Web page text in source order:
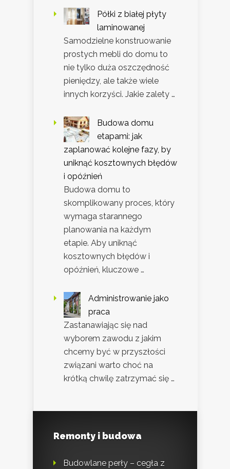
Półki z białej płyty
laminowanej
Samodzielne konstruowanie
prostych mebli do domu to
nie tylko duża oszczędność
pieniędzy, ale także wiele
innych korzyści. Jakie zalety …
Budowa domu
etapami: jak
zaplanować kolejne fazy, by
uniknąć kosztownych błędów
i opóźnień
Budowa domu to
skomplikowany proces, który
wymaga starannego
planowania na każdym
etapie. Aby uniknąć
kosztownych błędów i
opóźnień, kluczowe …
Administrowanie jako
praca
Zastanawiając się nad
wyborem zawodu z jakim
chcemy być w przyszłości
związani warto choć na
krótką chwilę zatrzymać się …
Remonty i budowa
Budowlane perły – cegła z